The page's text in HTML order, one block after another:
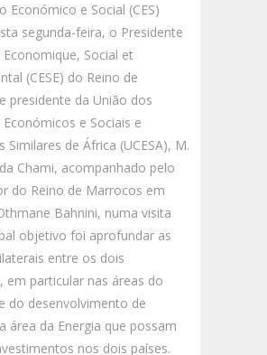
Económico e Social (CES)
segunda-feira, o Presidente
Economique, Social et
(CESE) do Reino de
presidente da União dos
e Sociais e
Similares de África (UCESA), M.
Chami, acompanhado pelo
do Reino de Marrocos em
Bahnini, numa visita
objetivo foi aprofundar as
entre os dois
em particular nas áreas do
do desenvolvimento de
área da Energia que possam
nos dois países.